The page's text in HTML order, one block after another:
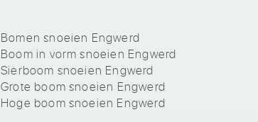
Bomen snoeien Engwerd
Boom in vorm snoeien Engwerd
Sierboom snoeien Engwerd
Grote boom snoeien Engwerd
Hoge boom snoeien Engwerd